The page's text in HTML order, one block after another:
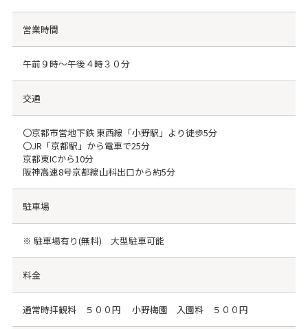
営業時間
午前９時～午後４時３０分
交通
〇京都市営地下鉄 東西線「小野駅」より徒歩5分
〇JR「京都駅」から電車で25分
京都東ICから10分
阪神高速8号京都線山科出口から約5分
駐車場
※ 駐車場有り(無料) 大型駐車可能
料金
通常時拝観料 ５００円 小野梅園 入園料 ５００円